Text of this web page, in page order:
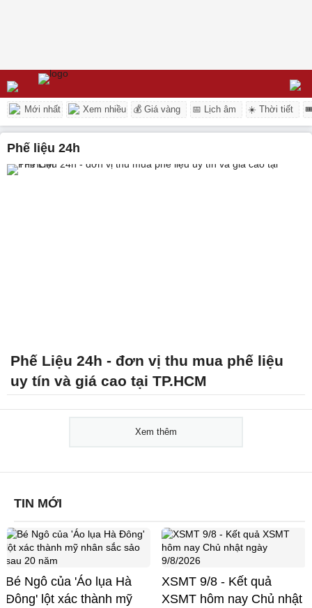
Mới nhất Xem nhiều 💰 Giá vàng 📅 Lịch âm ☀️ Thời tiết
phế liệu 24h
Phế Liệu 24h - đơn vị thu mua phế liệu
uy tín và giá cao tại TP.HCM
Xem thêm
TIN MỚI
Bé Ngô của 'Áo lụa Hà
Đông' lột xác thành mỹ
XSMT 9/8 - Kết quả
XSMT hôm nay Chủ nhật